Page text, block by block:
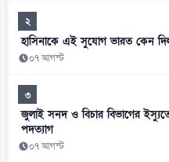
২
হাসিনাকে এই সুযোগ ভারত কেন
০৭ আগস্ট
৩
জুলাই সনদ ও বিচার বিভাগের
পদত্যাগ
০৭ আগস্ট